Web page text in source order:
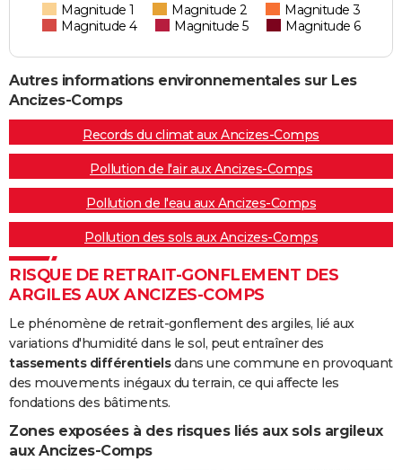
Magnitude 1 Magnitude 2
Magnitude 3
Magnitude 4
Magnitude 5 Magnitude 6
Autres informations environnementales sur Les
Ancizes-Comps
Records du climat aux Ancizes-Comps
Pollution de l'air aux Ancizes-Comps
Pollution de l'eau aux Ancizes-Comps
Pollution des sols aux Ancizes-Comps
RISQUE DE RETRAIT-GONFLEMENT DES
ARGILES AUX ANCIZES-COMPS
Le phénomène de retrait-gonflement des argiles, lié aux
variations d'humidité dans le sol, peut entraîner des
tassements différentielsdans une commune en provoquant
des mouvements inégaux du terrain, ce qui affecte les
fondations des bâtiments.
Zones exposées à des risques liés aux sols argileux
aux Ancizes-Comps